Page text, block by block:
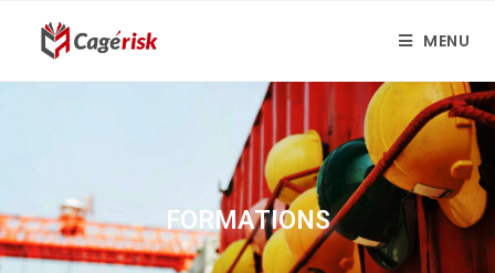
MENU
FORMATIONS